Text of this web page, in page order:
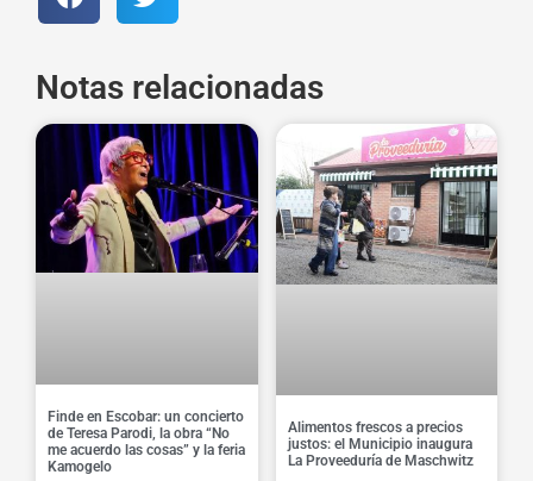
Notas relacionadas
Finde en Escobar: un concierto
de Teresa Parodi, la obra “No
me acuerdo las cosas” y la feria
Kamogelo
Alimentos frescos a precios
justos: el Municipio inaugura
La Proveeduría de Maschwitz